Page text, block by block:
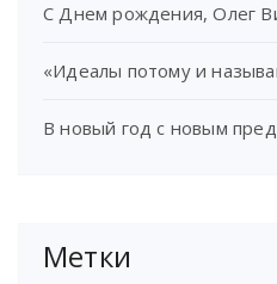
С Днем рождения, Олег
«Идеалы потому и
В новый год с новым
Метки